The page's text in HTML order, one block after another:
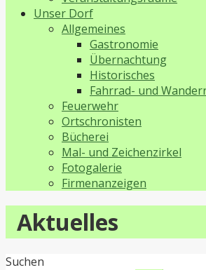
Unser Dorf
Allgemeines
Gastronomie
Übernachtung
Historisches
Fahrrad- und
Feuerwehr
Ortschronisten
Bücherei
Mal- und Zeichenzirkel
Fotogalerie
Firmenanzeigen
Aktuelles
Suchen